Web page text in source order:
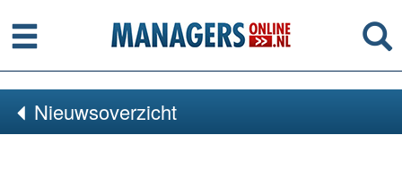
Menu
Nieuwsoverzicht